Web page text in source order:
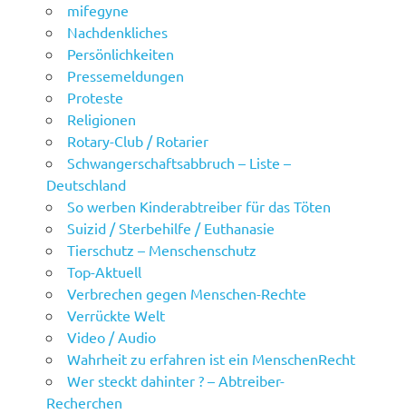
mifegyne
Nachdenkliches
Persönlichkeiten
Pressemeldungen
Proteste
Religionen
Rotary-Club / Rotarier
Schwangerschaftsabbruch – Liste –
Deutschland
So werben Kinderabtreiber für das Töten
Suizid / Sterbehilfe / Euthanasie
Tierschutz – Menschenschutz
Top-Aktuell
Verbrechen gegen Menschen-Rechte
Verrückte Welt
Video / Audio
Wahrheit zu erfahren ist ein MenschenRecht
Wer steckt dahinter ? – Abtreiber-
Recherchen